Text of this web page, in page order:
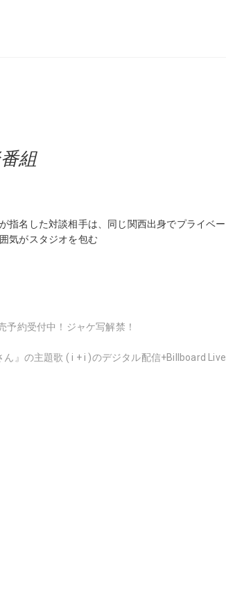
組
が指名した対談相手は、同じ関西出身でプライベー
気がスタジオを包む
約受付中！ジャケ写解禁！
』の主題歌 ( i + i )のデジタル配信+Billboard Live